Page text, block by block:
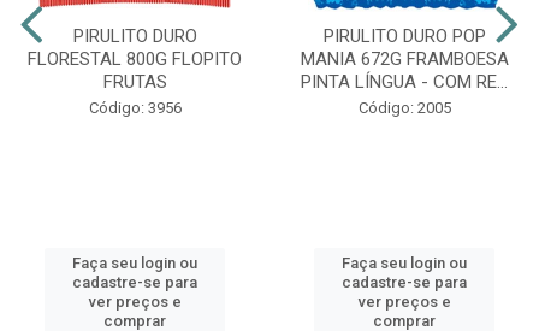
PIRULITO DURO
FLORESTAL 800G FLOPITO
FRUTAS
Código: 3956
Faça seu login ou
cadastre-se para
ver preços e
comprar
PIRULITO DURO POP
MANIA 672G FRAMBOESA
PINTA LÍNGUA - COM RE...
Código: 2005
Faça seu login ou
cadastre-se para
ver preços e
comprar